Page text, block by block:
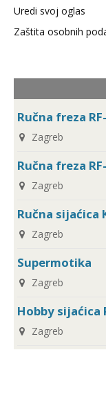
Uredi svoj oglas
Zaštita osobnih
Ručna freza
Zagreb
Ručna freza
Zagreb
Ručna sijaćica
Zagreb
Supermotika
Zagreb
Hobby sijaćica
Zagreb